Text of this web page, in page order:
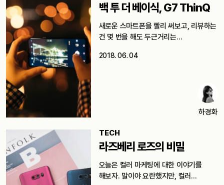
백 투 더 베이식, G7 ThinQ
새로운 스마트폰을 빨리 써보고, 리뷰하는
건 몇 번을 해도 두근거리는…
2018. 06. 04
하경화
TECH
라즈베리 로즈의 비밀
오늘은 컬러 마케팅에 대한 이야기를
해보자. 말이야 요란했지만, 컬러